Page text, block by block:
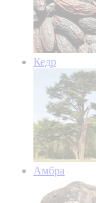
Кедр
Амбра